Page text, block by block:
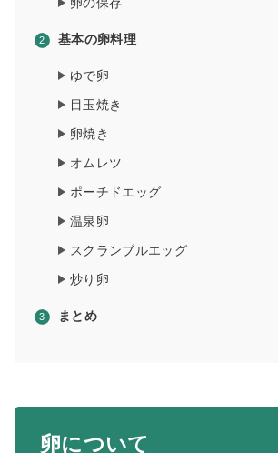
基本の卵料理
ゆで卵
目玉焼き
卵焼き
オムレツ
ポーチドエッグ
温泉卵
スクランブルエッグ
炒り卵
まとめ
卵について